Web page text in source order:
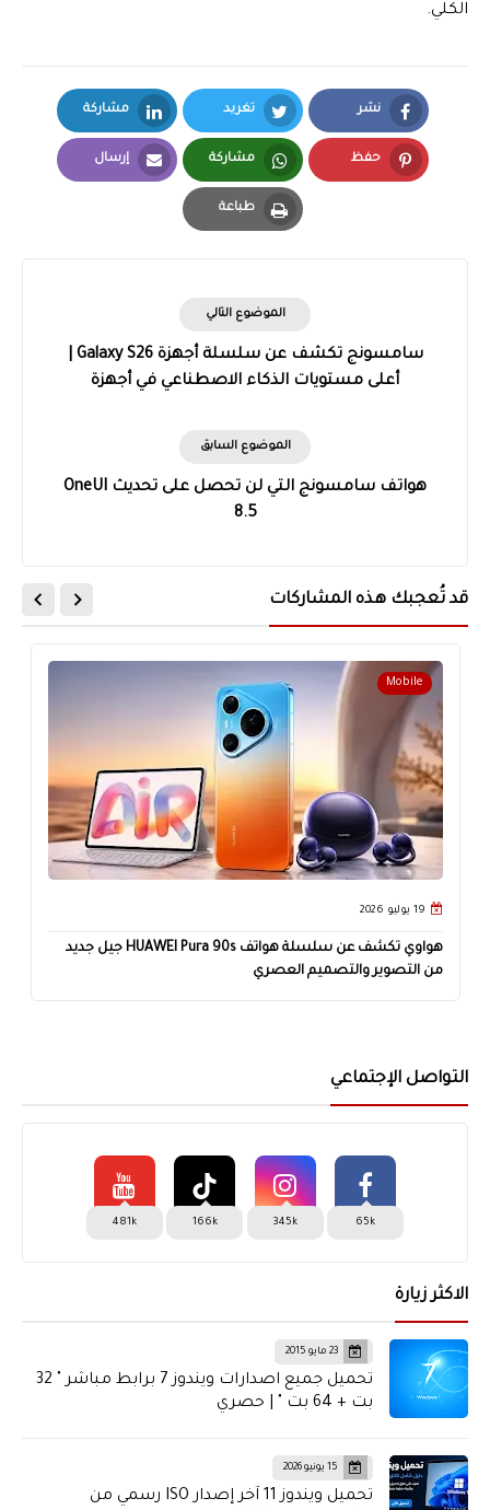
الكلي.
نشر
Facebook
تغريد
Twitter
مشاركة
LinkedIn
حفظ مشاركة
Whatsapp
إرسال
طباعة
الموضوع التالي
أعلى مستويات الذكاء الاصطناعي في أجهزة
الموضوع السابق
هواتف سامسونج التي لن تحصل على تحديث OneUI
8.5
قد تُعجبك هذه المشاركات
Mobile
19 يوليو 2026
هواوي تكشف عن سلسلة هواتف HUAWEI Pura 90s جيل جديد
من التصوير والتصميم العصري
التواصل الإجتماعي
65k
345k
166k
481k
الاكثر زيارة
23 مايو 2015
تحميل جميع اصدارات ويندوز 7 برابط مباشر " 32
بت + 64 بت " | حصري
15 يونيو 2026
تحميل ويندوز 11 آخر إصدار ISO رسمي من